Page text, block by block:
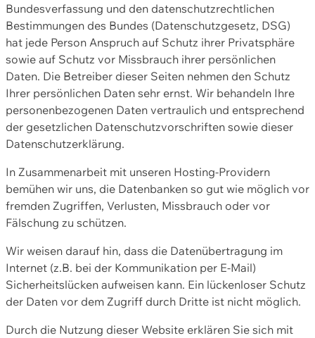
Bundesverfassung und den datenschutzrechtlichen
Bestimmungen des Bundes (Datenschutzgesetz, DSG)
hat jede Person Anspruch auf Schutz ihrer Privatsphäre
sowie auf Schutz vor Missbrauch ihrer persönlichen
Daten. Die Betreiber dieser Seiten nehmen den Schutz
Ihrer persönlichen Daten sehr ernst. Wir behandeln Ihre
personenbezogenen Daten vertraulich und entsprechend
der gesetzlichen Datenschutzvorschriften sowie dieser
Datenschutzerklärung.
In Zusammenarbeit mit unseren Hosting-Providern
bemühen wir uns, die Datenbanken so gut wie möglich vor
fremden Zugriffen, Verlusten, Missbrauch oder vor
Fälschung zu schützen.
Wir weisen darauf hin, dass die Datenübertragung im
Internet (z.B. bei der Kommunikation per E-Mail)
Sicherheitslücken aufweisen kann. Ein lückenloser Schutz
der Daten vor dem Zugriff durch Dritte ist nicht möglich.
Durch die Nutzung dieser Website erklären Sie sich mit